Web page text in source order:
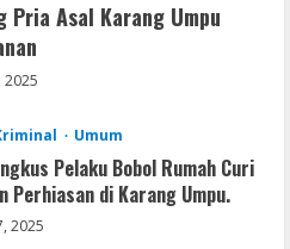
Prism Academic & Corporate
2026
Pria Asal Karang Umpu
2025
Umum
Pelaku Bobol Rumah Curi
Perhiasan di Karang Umpu.
2025